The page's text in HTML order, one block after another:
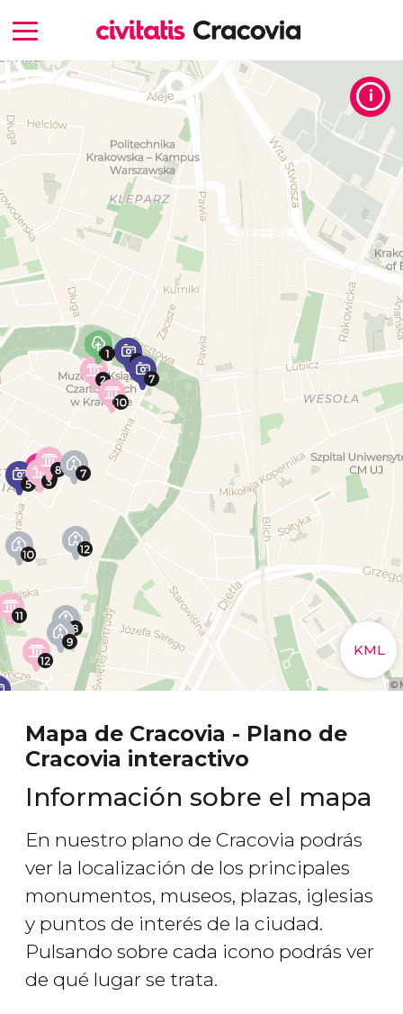
Mapa de Cracovia - Plano de
Cracovia interactivo
Información sobre el mapa
En nuestro plano de Cracovia podrás
ver la localización de los principales
monumentos, museos, plazas, iglesias
y puntos de interés de la ciudad.
Pulsando sobre cada icono podrás ver
de qué lugar se trata.